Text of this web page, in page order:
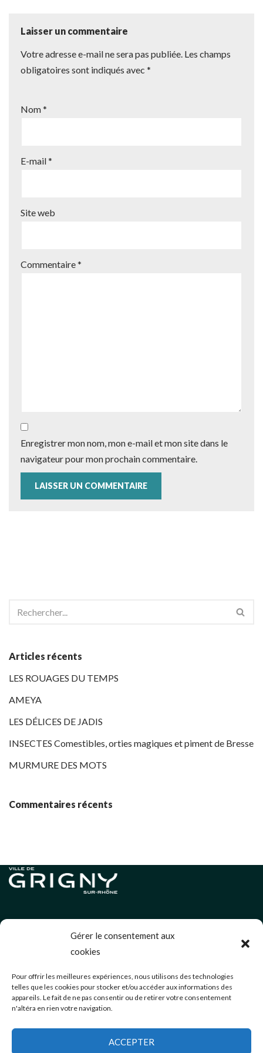
Gérer le consentement aux
cookies
Pour offrir les meilleures expériences, nous utilisons des technologies
telles que les cookies pour stocker et/ou accéder aux informations des
appareils. Le fait de ne pas consentir ou de retirer votre consentement
n'altéra en rien votre navigation.
ACCEPTER
Laisser un commentaire
Votre adresse e-mail ne sera pas publiée. Les champs
obligatoires sont indiqués avec *
Nom*
E-mail*
Site web
Commentaire*
Enregistrer mon nom, mon e-mail et mon site dans le
navigateur pour mon prochain commentaire.
Articles récents
LES ROUAGES DU TEMPS
AMEYA
LES DÉLICES DE JADIS
INSECTES Comestibles, orties magiques et piment de Bresse
MURMURE DES MOTS
Commentaires récents
Politique de cookies (UE)
Éditions précédentes
04 72 49 52 49